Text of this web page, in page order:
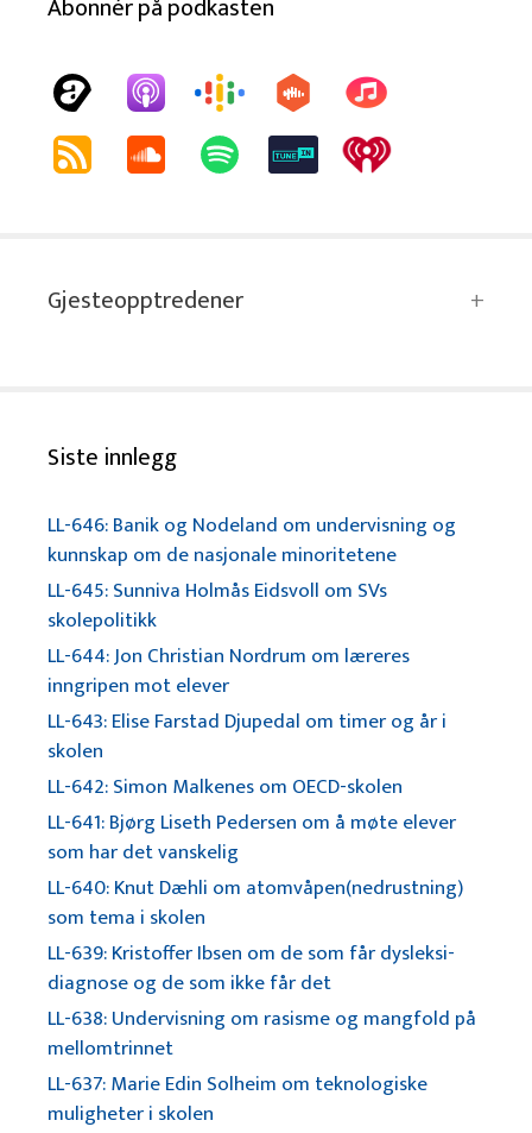
Abonnér på podkasten
Gjesteopptredener
Siste innlegg
LL-646: Banik og Nodeland om undervisning og
kunnskap om de nasjonale minoritetene
LL-645: Sunniva Holmås Eidsvoll om SVs
skolepolitikk
LL-644: Jon Christian Nordrum om læreres
inngripen mot elever
LL-643: Elise Farstad Djupedal om timer og år i
skolen
LL-642: Simon Malkenes om OECD-skolen
LL-641: Bjørg Liseth Pedersen om å møte elever
som har det vanskelig
LL-640: Knut Dæhli om atomvåpen(nedrustning)
som tema i skolen
LL-639: Kristoffer Ibsen om de som får dysleksi-
diagnose og de som ikke får det
LL-638: Undervisning om rasisme og mangfold på
mellomtrinnet
LL-637: Marie Edin Solheim om teknologiske
muligheter i skolen